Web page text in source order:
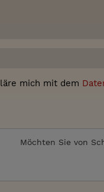
mich mit dem
Möchten Sie von